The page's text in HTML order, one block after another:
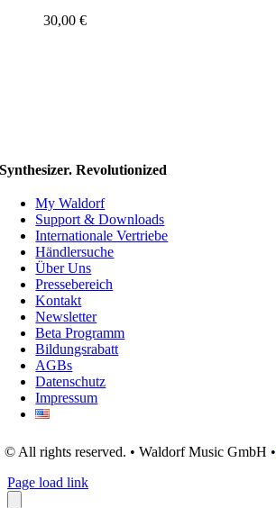
30,00 €
Synthesizer. Revolutionized
My Waldorf
Support & Downloads
Internationale Vertriebe
Händlersuche
Über Uns
Pressebereich
Kontakt
Newsletter
Beta Programm
Bildungsrabatt
AGBs
Datenschutz
Impressum
© All rights reserved. • Waldorf Music GmbH •
Page load link